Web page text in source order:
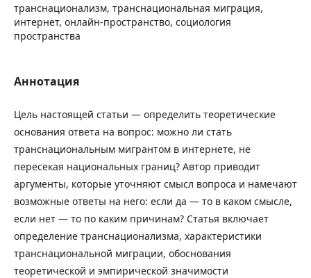
транснационализм, транснациональная миграция,
интернет, онлайн-пространство, социология
пространства
Аннотация
Цель настоящей статьи — определить теоретические
основания ответа на вопрос: можно ли стать
транснациональным мигрантом в интернете, не
пересекая национальных границ? Автор приводит
аргументы, которые уточняют смысл вопроса и намечают
возможные ответы на него: если да — то в каком смысле,
если нет — то по каким причинам? Статья включает
определение транснационализма, характеристики
транснациональной миграции, обоснования
теоретической и эмпирической значимости